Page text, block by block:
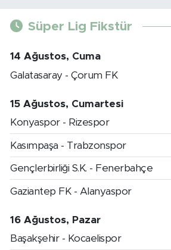
Süper Lig Fikstür
14 Ağustos, Cuma
Galatasaray - Çorum FK
15 Ağustos, Cumartesi
Konyaspor - Rizespor
Kasımpaşa - Trabzonspor
Gençlerbirliği S.K. - Fenerbahçe
Gaziantep FK - Alanyaspor
16 Ağustos, Pazar
Başakşehir - Kocaelispor